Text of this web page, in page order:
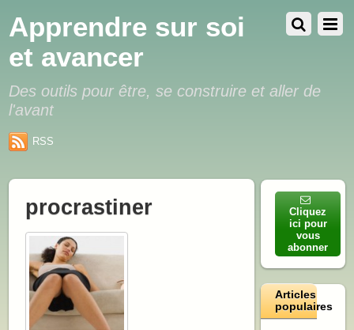
Apprendre sur soi
et avancer
Des outils pour être, se construire et aller de
l'avant
RSS
procrastiner
Cliquez
ici pour
vous
abonner
Articles
populaires